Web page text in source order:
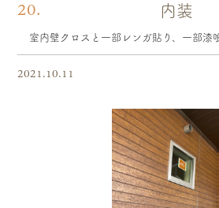
20. 内装
室内壁クロスと一部レンガ貼り、一部漆
2021.10.11